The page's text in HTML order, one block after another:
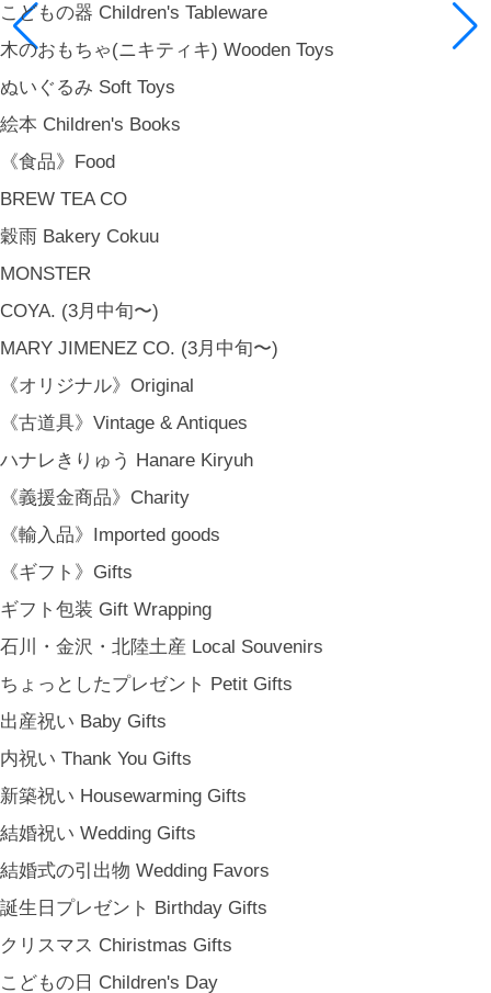
こどもの器 Children's Tableware
木のおもちゃ(ニキティキ) Wooden Toys
ぬいぐるみ Soft Toys
絵本 Children's Books
《食品》Food
BREW TEA CO
穀雨 Bakery Cokuu
MONSTER
COYA. (3月中旬〜)
MARY JIMENEZ CO. (3月中旬〜)
《オリジナル》Original
《古道具》Vintage & Antiques
ハナレきりゅう Hanare Kiryuh
《義援金商品》Charity
《輸入品》Imported goods
《ギフト》Gifts
ギフト包装 Gift Wrapping
石川・金沢・北陸土産 Local Souvenirs
ちょっとしたプレゼント Petit Gifts
出産祝い Baby Gifts
内祝い Thank You Gifts
新築祝い Housewarming Gifts
結婚祝い Wedding Gifts
結婚式の引出物 Wedding Favors
誕生日プレゼント Birthday Gifts
クリスマス Chiristmas Gifts
こどもの日 Children's Day